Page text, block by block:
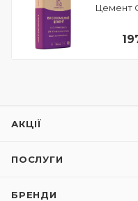
Цемент
АКЦІЇ
ПОСЛУГИ
БРЕНДИ